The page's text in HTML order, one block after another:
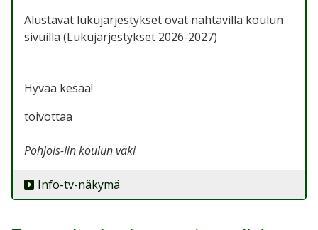
Alustavat lukujärjestykset ovat nähtävillä koulun
sivuilla (Lukujärjestykset 2026-2027)
Hyvää kesää!
toivottaa
Pohjois-Iin koulun väki
Info-tv-näkymä